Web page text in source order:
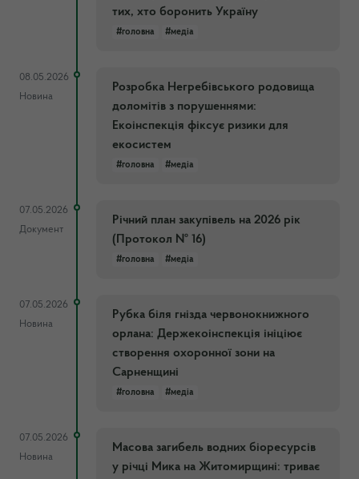
тих, хто боронить Україну
#головна #медіа
08.05.2026
Новина
Розробка Негребівського родовища
доломітів з порушеннями:
Екоінспекція фіксує ризики для
екосистем
#головна #медіа
07.05.2026
Документ
Річний план закупівель на 2026 рік
(Протокол № 16)
#головна #медіа
07.05.2026
Новина
Рубка біля гнізда червонокнижного
орлана: Держекоінспекція ініціює
створення охоронної зони на
Сарненщині
#головна #медіа
07.05.2026
Новина
Масова загибель водних біоресурсів
у річці Мика на Житомирщині: триває